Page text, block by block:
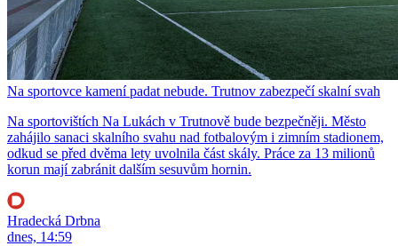
Na sportovce kamení padat nebude. Trutnov zabezpečí skalní svah
Na sportovištích Na Lukách v Trutnově bude bezpečněji. Město
zahájilo sanaci skalního svahu nad fotbalovým i zimním stadionem,
odkud se před dvěma lety uvolnila část skály. Práce za 13 milionů
korun mají zabránit dalším sesuvům hornin.
Hradecká Drbna
dnes, 14:59